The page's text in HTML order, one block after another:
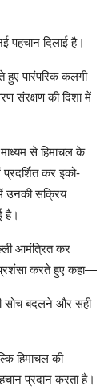
पहचान दिलाई है।
हुए पारंपरिक कलगी
संरक्षण की दिशा में
से हिमाचल के
कर इको-
में उनकी सक्रिय
है।
आमंत्रित कर
प्रशंसा करते हुए कहा—
सोच बदलने और सही
हिमाचल की
प्रदान करता है।